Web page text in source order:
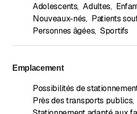
Adolescents, Adultes,
Nouveaux-nés, Patients
Personnes âgées, Sportifs
Emplacement
Possibilités de
Près des transports publics,